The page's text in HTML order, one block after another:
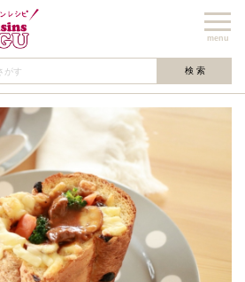
menu